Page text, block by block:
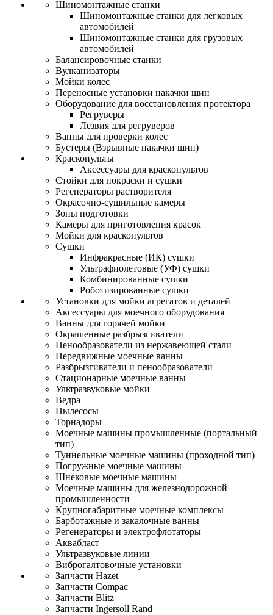
Шиномонтажные станки
Шиномонтажные станки для легковых
автомобилей
Шиномонтажные станки для грузовых
автомобилей
Балансировочные станки
Вулканизаторы
Мойки колес
Переносные установки накачки шин
Оборудование для восстановления протектора
Регруверы
Лезвия для регруверов
Ванны для проверки колес
Бустеры (Взрывные накачки шин)
Краскопульты
Аксессуары для краскопультов
Стойки для покраски и сушки
Регенераторы растворителя
Окрасочно-сушильные камеры
Зоны подготовки
Камеры для приготовления красок
Мойки для краскопультов
Сушки
Инфракрасные (ИК) сушки
Ультрафиолетовые (УФ) сушки
Комбинированные сушки
Роботизированные сушки
Установки для мойки агрегатов и деталей
Аксессуары для моечного оборудования
Ванны для горячей мойки
Окрашенные разбрызгиватели
Пенообразователи из нержавеющей стали
Передвижные моечные ванны
Разбрызгиватели и пенообразователи
Стационарные моечные ванны
Ультразвуковые мойки
Ведра
Пылесосы
Торнадоры
Моечные машины промышленные (портальный
тип)
Туннельные моечные машины (проходной тип)
Погружные моечные машины
Шнековые моечные машины
Моечные машины для железнодорожной
промышленности
Крупногабаритные моечные комплексы
Барботажные и закалочные ванны
Регенераторы и электрофлотаторы
Аквабласт
Ультразвуковые линии
Виброгалтовочные установки
Запчасти Hazet
Запчасти Compac
Запчасти Blitz
Запчасти Ingersoll Rand